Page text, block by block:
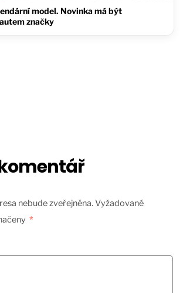
model. Novinka má být
značky
nebude zveřejněna.Vyžadované
*